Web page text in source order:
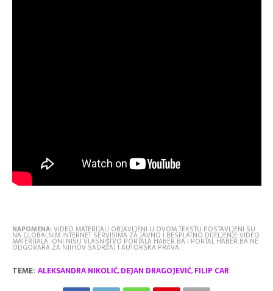
NAPOMENA:VIDEO MATERIJALI OBJAVLJENI U OVOM TEKSTU POSTAVLJENI SU
NA GLOBALNIM INTERNET SERVISIMA ZA JAVNO I BESPLATNO DIJELJENJE VIDEO
MATERIJALA. ONI NISU VLASNIŠTVO PORTALA HABER.BA I PORTAL HABER.BA NE
ODGOVARA ZA NJIHOV SADRŽAJ I AUTORSKA PRAVA.
TEME: ALEKSANDRA NIKOLIĆ, DEJAN DRAGOJEVIĆ, FILIP CAR